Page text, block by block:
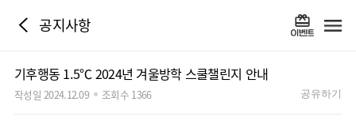
공지사항
기후행동 1.5℃ 2024년 겨울방학 스쿨챌린지 안내
작성일 2024.12.09 조회수 1366 공유하기